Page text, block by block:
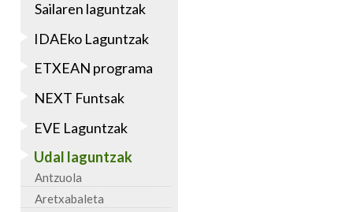
Sailaren laguntzak
IDAEko Laguntzak
ETXEAN programa
NEXT Funtsak
EVE Laguntzak
Udal laguntzak
Antzuola
Aretxabaleta